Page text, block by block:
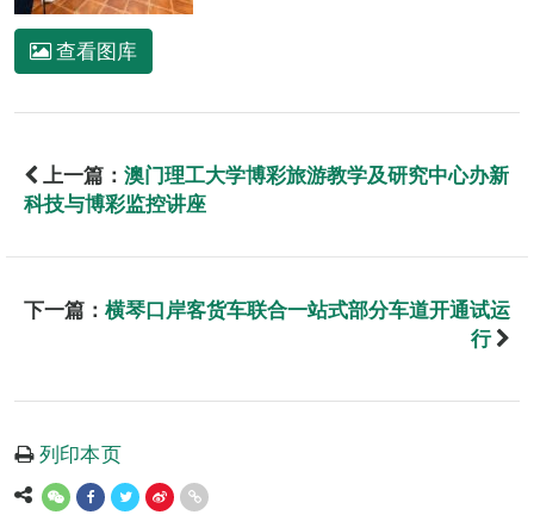
查看图库
上一篇： 澳门理工大学博彩旅游教学及研究中心办新
科技与博彩监控讲座
下一篇： 横琴口岸客货车联合一站式部分车道开通试运
行
列印本页